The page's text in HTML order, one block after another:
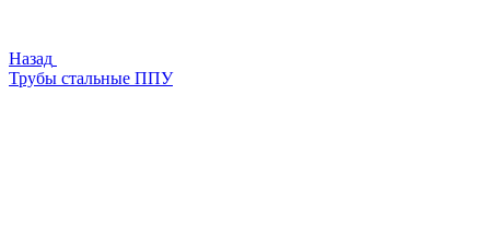
Назад
Трубы стальные ППУ